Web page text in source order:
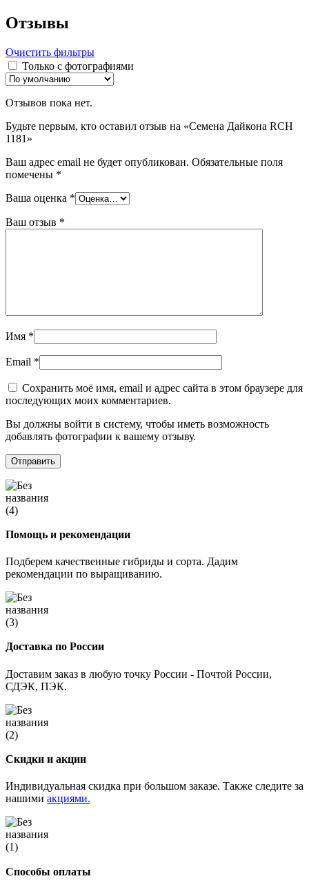
Отзывы
Очистить фильтры
Только с фотографиями
Отзывов пока нет.
Будьте первым, кто оставил отзыв на «Семена Дайкона RCH
1181»
Ваш адрес email не будет опубликован. Обязательные поля
помечены *
Ваша оценка *
Ваш отзыв *
Имя *
Email *
Сохранить моё имя, email и адрес сайта в этом браузере для
последующих моих комментариев.
Вы должны войти в систему, чтобы иметь возможность
добавлять фотографии к вашему отзыву.
Помощь и рекомендации
Подберем качественные гибриды и сорта. Дадим
рекомендации по выращиванию.
Доставка по России
Доставим заказ в любую точку России - Почтой России,
СДЭК, ПЭК.
Скидки и акции
Индивидуальная скидка при большом заказе. Также следите за
нашими акциями.
Способы оплаты